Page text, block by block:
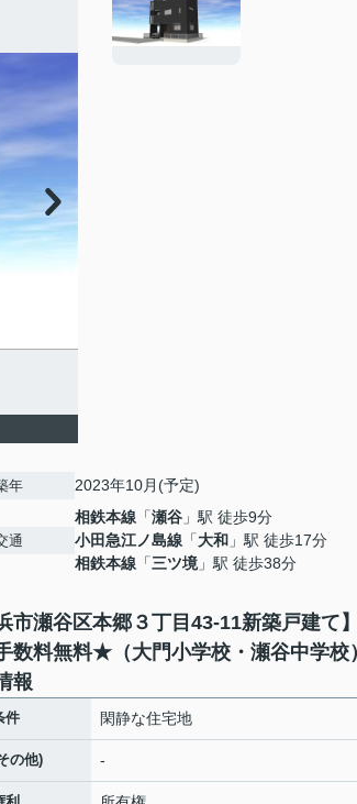
年 2023年10月(予定)
通
相鉄本線 「瀬谷 」駅 徒歩9分
小田急江ノ島線 「大和 」駅 徒歩17分
相鉄本線 「三ツ境」駅 徒歩38分
市瀬谷区本郷３丁目43-11新築戸建て
数料無料★（大門小学校・瀬谷中学校
報
件 閑静な住宅地
の他) -